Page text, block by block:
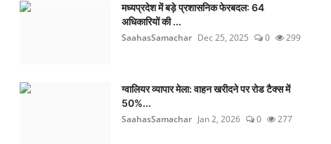
मध्यप्रदेश में बड़े प्रशासनिक फेरबदल: 64
अधिकारियों की ...
SaahasSamachar Dec 25, 2025 0 299
ग्वालियर व्यापार मेला: वाहन खरीदने पर रोड टैक्स में
50%...
SaahasSamachar Jan 2, 2026 0 277